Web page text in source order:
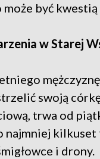
może być
w Starej
swoją
trwa od
najmniej
i drony.